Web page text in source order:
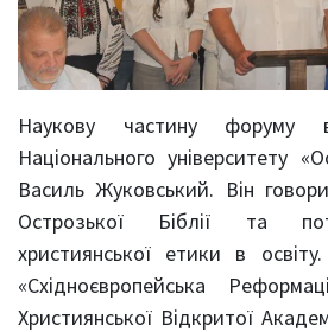
Наукову частину форуму
Національного університету
Василь Жуковський. Він
Острозької Біблії та
християнської етики в
«Східноєвропейська
Християнської Відкритої